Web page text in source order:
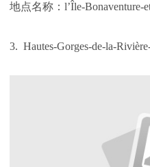
地点名称：l’Île-Bonaventure-
3. Hautes-Gorges-de-la-